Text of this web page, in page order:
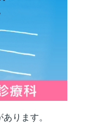
ります。